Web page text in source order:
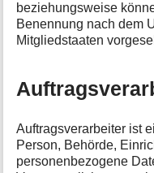
beziehungsweise
Benennung nach dem
Mitgliedstaaten
Auftragsverarbeiter ist
Person, Behörde,
personenbezogene